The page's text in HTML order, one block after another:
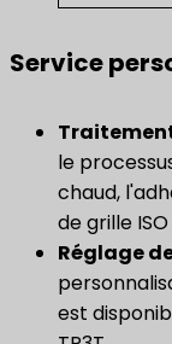
Service
le
chaud,
de grille
​Réglage
est